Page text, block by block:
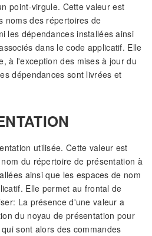
point-virgule. Cette valeur est
noms des répertoires de
les dépendances installées ainsi
dans le code applicatif. Elle
à l'exception des mises à jour du
dépendances sont livrées et
utilisée. Cette valeur est
du répertoire de présentation à
ainsi que les espaces de nom
Elle permet au frontal de
La présence d'une valeur a
du noyau de présentation pour
sont alors des commandes